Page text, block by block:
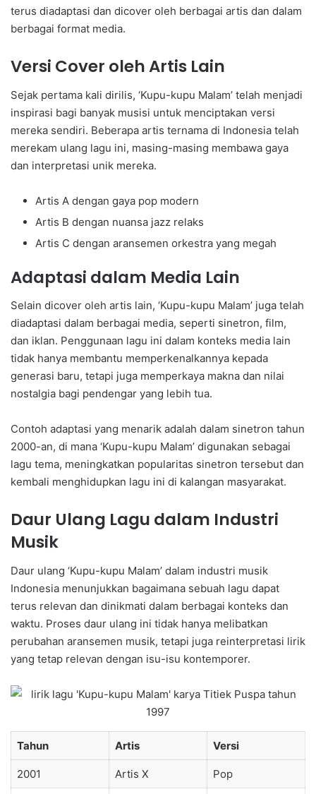
terus diadaptasi dan dicover oleh berbagai artis dan dalam
berbagai format media.
Versi Cover oleh Artis Lain
Sejak pertama kali dirilis, ‘Kupu-kupu Malam’ telah menjadi
inspirasi bagi banyak musisi untuk menciptakan versi
mereka sendiri. Beberapa artis ternama di Indonesia telah
merekam ulang lagu ini, masing-masing membawa gaya
dan interpretasi unik mereka.
Artis A dengan gaya pop modern
Artis B dengan nuansa jazz relaks
Artis C dengan aransemen orkestra yang megah
Adaptasi dalam Media Lain
Selain dicover oleh artis lain, ‘Kupu-kupu Malam’ juga telah
diadaptasi dalam berbagai media, seperti sinetron, film,
dan iklan. Penggunaan lagu ini dalam konteks media lain
tidak hanya membantu memperkenalkannya kepada
generasi baru, tetapi juga memperkaya makna dan nilai
nostalgia bagi pendengar yang lebih tua.
Contoh adaptasi yang menarik adalah dalam sinetron tahun
2000-an, di mana ‘Kupu-kupu Malam’ digunakan sebagai
lagu tema, meningkatkan popularitas sinetron tersebut dan
kembali menghidupkan lagu ini di kalangan masyarakat.
Daur Ulang Lagu dalam Industri
Musik
Daur ulang ‘Kupu-kupu Malam’ dalam industri musik
Indonesia menunjukkan bagaimana sebuah lagu dapat
terus relevan dan dinikmati dalam berbagai konteks dan
waktu. Proses daur ulang ini tidak hanya melibatkan
perubahan aransemen musik, tetapi juga reinterpretasi lirik
yang tetap relevan dengan isu-isu kontemporer.
Tahun Artis Versi
2001 Artis X Pop